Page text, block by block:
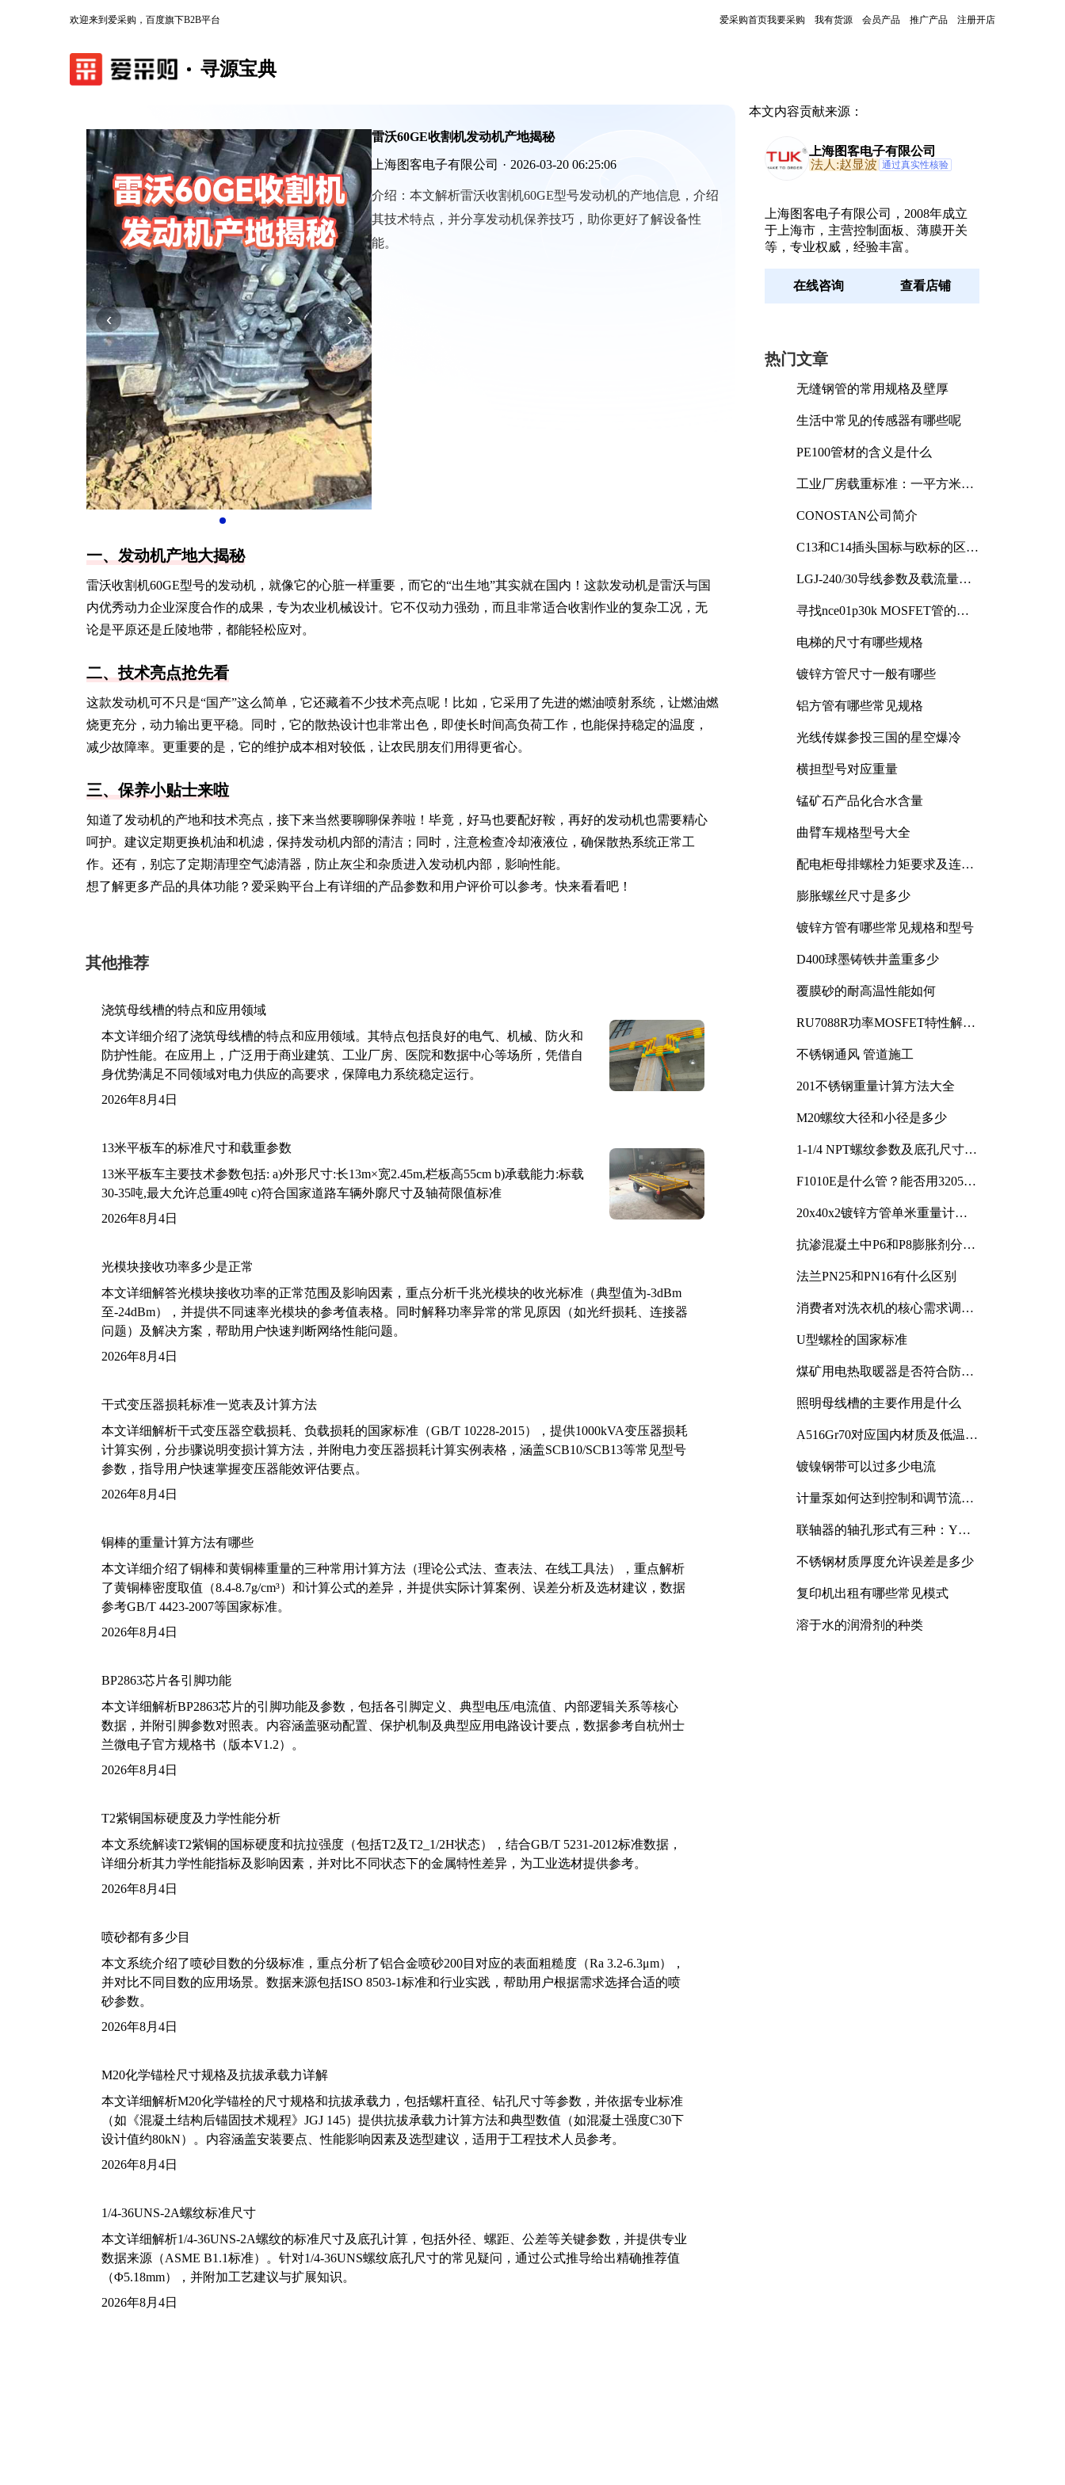
欢迎来到爱采购，百度旗下B2B平台 爱采购首页我要采购 我有货源 会员产品 推广产品 注册开店
寻源宝典
‹ ›
雷沃60GE收割机发动机产地揭秘
上海图客电子有限公司 · 2026-03-20 06:25:06
介绍： 本文解析雷沃收割机60GE型号发动机的产地信息，介绍
其技术特点，并分享发动机保养技巧，助你更好了解设备性
能。
一、发动机产地大揭秘
雷沃收割机60GE型号的发动机，就像它的心脏一样重要，而它的“出生地”其实就在国内！这款发动机是雷沃与国
内优秀动力企业深度合作的成果，专为农业机械设计。它不仅动力强劲，而且非常适合收割作业的复杂工况，无
论是平原还是丘陵地带，都能轻松应对。
二、技术亮点抢先看
这款发动机可不只是“国产”这么简单，它还藏着不少技术亮点呢！比如，它采用了先进的燃油喷射系统，让燃油燃
烧更充分，动力输出更平稳。同时，它的散热设计也非常出色，即使长时间高负荷工作，也能保持稳定的温度，
减少故障率。更重要的是，它的维护成本相对较低，让农民朋友们用得更省心。
三、保养小贴士来啦
知道了发动机的产地和技术亮点，接下来当然要聊聊保养啦！毕竟，好马也要配好鞍，再好的发动机也需要精心
呵护。建议定期更换机油和机滤，保持发动机内部的清洁；同时，注意检查冷却液液位，确保散热系统正常工
作。还有，别忘了定期清理空气滤清器，防止灰尘和杂质进入发动机内部，影响性能。
想了解更多产品的具体功能？爱采购平台上有详细的产品参数和用户评价可以参考。快来看看吧！
其他推荐
浇筑母线槽的特点和应用领域
本文详细介绍了浇筑母线槽的特点和应用领域。其特点包括良好的电气、机械、防火和
防护性能。在应用上，广泛用于商业建筑、工业厂房、医院和数据中心等场所，凭借自
身优势满足不同领域对电力供应的高要求，保障电力系统稳定运行。
2026年8月4日
13米平板车的标准尺寸和载重参数
13米平板车主要技术参数包括: a)外形尺寸:长13m×宽2.45m,栏板高55cm b)承载能力:标载
30-35吨,最大允许总重49吨 c)符合国家道路车辆外廓尺寸及轴荷限值标准
2026年8月4日
光模块接收功率多少是正常
本文详细解答光模块接收功率的正常范围及影响因素，重点分析千兆光模块的收光标准（典型值为-3dBm
至-24dBm），并提供不同速率光模块的参考值表格。同时解释功率异常的常见原因（如光纤损耗、连接器
问题）及解决方案，帮助用户快速判断网络性能问题。
2026年8月4日
干式变压器损耗标准一览表及计算方法
本文详细解析干式变压器空载损耗、负载损耗的国家标准（GB/T 10228-2015），提供1000kVA变压器损耗
计算实例，分步骤说明变损计算方法，并附电力变压器损耗计算实例表格，涵盖SCB10/SCB13等常见型号
参数，指导用户快速掌握变压器能效评估要点。
2026年8月4日
铜棒的重量计算方法有哪些
本文详细介绍了铜棒和黄铜棒重量的三种常用计算方法（理论公式法、查表法、在线工具法），重点解析
了黄铜棒密度取值（8.4-8.7g/cm³）和计算公式的差异，并提供实际计算案例、误差分析及选材建议，数据
参考GB/T 4423-2007等国家标准。
2026年8月4日
BP2863芯片各引脚功能
本文详细解析BP2863芯片的引脚功能及参数，包括各引脚定义、典型电压/电流值、内部逻辑关系等核心
数据，并附引脚参数对照表。内容涵盖驱动配置、保护机制及典型应用电路设计要点，数据参考自杭州士
兰微电子官方规格书（版本V1.2）。
2026年8月4日
T2紫铜国标硬度及力学性能分析
本文系统解读T2紫铜的国标硬度和抗拉强度（包括T2及T2_1/2H状态），结合GB/T 5231-2012标准数据，
详细分析其力学性能指标及影响因素，并对比不同状态下的金属特性差异，为工业选材提供参考。
2026年8月4日
喷砂都有多少目
本文系统介绍了喷砂目数的分级标准，重点分析了铝合金喷砂200目对应的表面粗糙度（Ra 3.2-6.3μm），
并对比不同目数的应用场景。数据来源包括ISO 8503-1标准和行业实践，帮助用户根据需求选择合适的喷
砂参数。
2026年8月4日
M20化学锚栓尺寸规格及抗拔承载力详解
本文详细解析M20化学锚栓的尺寸规格和抗拔承载力，包括螺杆直径、钻孔尺寸等参数，并依据专业标准
（如《混凝土结构后锚固技术规程》JGJ 145）提供抗拔承载力计算方法和典型数值（如混凝土强度C30下
设计值约80kN）。内容涵盖安装要点、性能影响因素及选型建议，适用于工程技术人员参考。
2026年8月4日
1/4-36UNS-2A螺纹标准尺寸
本文详细解析1/4-36UNS-2A螺纹的标准尺寸及底孔计算，包括外径、螺距、公差等关键参数，并提供专业
数据来源（ASME B1.1标准）。针对1/4-36UNS螺纹底孔尺寸的常见疑问，通过公式推导给出精确推荐值
（Φ5.18mm），并附加工艺建议与扩展知识。
2026年8月4日
本文内容贡献来源：
上海图客电子有限公司
法人:赵显波 通过真实性核验
上海图客电子有限公司，2008年成立
于上海市，主营控制面板、薄膜开关
等，专业权威，经验丰富。
在线咨询 查看店铺
热门文章
无缝钢管的常用规格及壁厚
生活中常见的传感器有哪些呢
PE100管材的含义是什么
工业厂房载重标准：一平方米能
CONOSTAN公司简介
C13和C14插头国标与欧标的区别
LGJ-240/30导线参数及载流量解
寻找nce01p30k MOSFET管的合
电梯的尺寸有哪些规格
镀锌方管尺寸一般有哪些
铝方管有哪些常见规格
光线传媒参投三国的星空爆冷
横担型号对应重量
锰矿石产品化合水含量
曲臂车规格型号大全
配电柜母排螺栓力矩要求及连接
膨胀螺丝尺寸是多少
镀锌方管有哪些常见规格和型号
D400球墨铸铁井盖重多少
覆膜砂的耐高温性能如何
RU7088R功率MOSFET特性解析
不锈钢通风 管道施工
201不锈钢重量计算方法大全
M20螺纹大径和小径是多少
1-1/4 NPT螺纹参数及底孔尺寸详
F1010E是什么管？能否用3205或
20x40x2镀锌方管单米重量计算
抗渗混凝土中P6和P8膨胀剂分别
法兰PN25和PN16有什么区别
消费者对洗衣机的核心需求调研
U型螺栓的国家标准
煤矿用电热取暖器是否符合防爆
照明母线槽的主要作用是什么
A516Gr70对应国内材质及低温冲
镀镍钢带可以过多少电流
计量泵如何达到控制和调节流量
联轴器的轴孔形式有三种：Y
不锈钢材质厚度允许误差是多少
复印机出租有哪些常见模式
溶于水的润滑剂的种类